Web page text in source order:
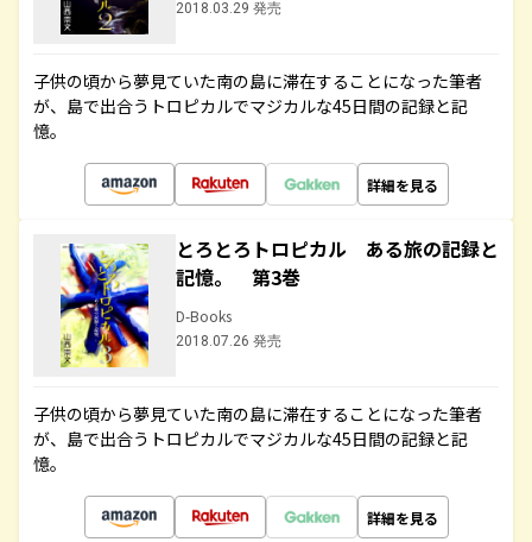
2018.03.29 発売
子供の頃から夢見ていた南の島に滞在することになった筆者
が、島で出合うトロピカルでマジカルな45日間の記録と記
憶。
詳細を見る
とろとろトロピカル ある旅の記録と
記憶。 第3巻
D-Books
2018.07.26 発売
子供の頃から夢見ていた南の島に滞在することになった筆者
が、島で出合うトロピカルでマジカルな45日間の記録と記
憶。
詳細を見る